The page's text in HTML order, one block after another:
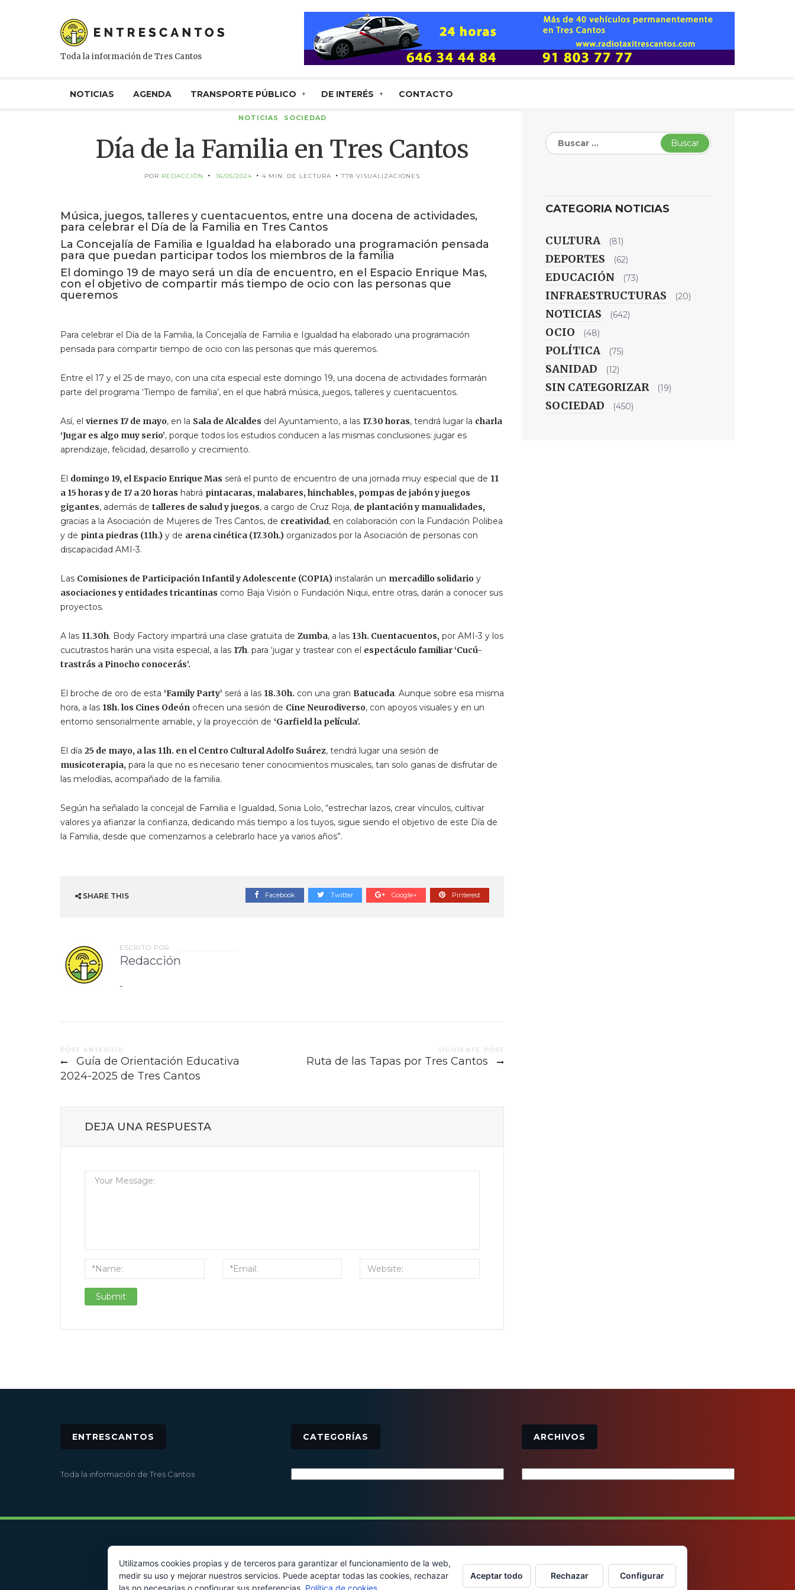
Toda la información de Tres Cantos
NOTICIAS AGENDA TRANSPORTE PÚBLICO DE INTERÉS CONTACTO
NOTICIAS SOCIEDAD
Día de la Familia en Tres Cantos
POR REDACCIÓN 16/05/2024 4 MIN. DE LECTURA 778 VISUALIZACIONES
Música, juegos, talleres y cuentacuentos, entre una docena de actividades,
para celebrar el Día de la Familia en Tres Cantos
La Concejalía de Familia e Igualdad ha elaborado una programación pensada
para que puedan participar todos los miembros de la familia
El domingo 19 de mayo será un día de encuentro, en el Espacio Enrique Mas,
con el objetivo de compartir más tiempo de ocio con las personas que
queremos
Para celebrar el Día de la Familia, la Concejalía de Familia e Igualdad ha elaborado una programación
pensada para compartir tiempo de ocio con las personas que más queremos.
Entre el 17 y el 25 de mayo, con una cita especial este domingo 19, una docena de actividades formarán
parte del programa ‘Tiempo de familia’, en el que habrá música, juegos, talleres y cuentacuentos.
Así, el viernes 17 de mayo, en la Sala de Alcaldes del Ayuntamiento, a las 17.30 horas, tendrá lugar la charla
‘Jugar es algo muy serio’, porque todos los estudios conducen a las mismas conclusiones: jugar es
aprendizaje, felicidad, desarrollo y crecimiento.
El domingo 19, el Espacio Enrique Mas será el punto de encuentro de una jornada muy especial que de 11
a 15 horas y de 17 a 20 horas habrá pintacaras, malabares, hinchables, pompas de jabón y juegos
gigantes, además de talleres de salud y juegos, a cargo de Cruz Roja, de plantación y manualidades,
gracias a la Asociación de Mujeres de Tres Cantos, de creatividad, en colaboración con la Fundación Polibea
y de pinta piedras (11h.) y de arena cinética (17.30h.) organizados por la Asociación de personas con
discapacidad AMI-3.
Las Comisiones de Participación Infantil y Adolescente (COPIA) instalarán un mercadillo solidario y
asociaciones y entidades tricantinas como Baja Visión o Fundación Niqui, entre otras, darán a conocer sus
proyectos.
A las 11.30h. Body Factory impartirá una clase gratuita de Zumba, a las 13h. Cuentacuentos, por AMI-3 y los
cucutrastos harán una visita especial, a las 17h. para ‘jugar y trastear con el espectáculo familiar ‘Cucú-
trastrás a Pinocho conocerás’.
El broche de oro de esta ‘Family Party’ será a las 18.30h. con una gran Batucada. Aunque sobre esa misma
hora, a las 18h. los Cines Odeón ofrecen una sesión de Cine Neurodiverso, con apoyos visuales y en un
entorno sensorialmente amable, y la proyección de ‘Garfield la película’.
El día 25 de mayo, a las 11h. en el Centro Cultural Adolfo Suárez, tendrá lugar una sesión de
musicoterapia, para la que no es necesario tener conocimientos musicales, tan solo ganas de disfrutar de
las melodías, acompañado de la familia.
Según ha señalado la concejal de Familia e Igualdad, Sonia Lolo, “estrechar lazos, crear vínculos, cultivar
valores ya afianzar la confianza, dedicando más tiempo a los tuyos, sigue siendo el objetivo de este Día de
la Familia, desde que comenzamos a celebrarlo hace ya varios años”.
SHARE THIS Facebook Twitter Google+ Pinterest
ESCRITO POR
Redacción
-
Post
navigation
POST ANTERIOR
Guía de Orientación Educativa
2024-2025 de Tres Cantos
SIGUIENTE POST
Ruta de las Tapas por Tres Cantos
DEJA UNA RESPUESTA
Buscar:
CATEGORIA NOTICIAS
CULTURA (81)
DEPORTES (62)
EDUCACIÓN (73)
INFRAESTRUCTURAS (20)
NOTICIAS (642)
OCIO (48)
POLÍTICA (75)
SANIDAD (12)
SIN CATEGORIZAR (19)
SOCIEDAD (450)
ENTRESCANTOS
Toda la información de Tres Cantos
CATEGORÍAS ARCHIVOS
© 2016 - Todos los derechos reservados
Utilizamos cookies propias y de terceros para garantizar el funcionamiento de la web,
medir su uso y mejorar nuestros servicios. Puede aceptar todas las cookies, rechazar
las no necesarias o configurar sus preferencias. Política de cookies
Aceptar todo Rechazar Configurar